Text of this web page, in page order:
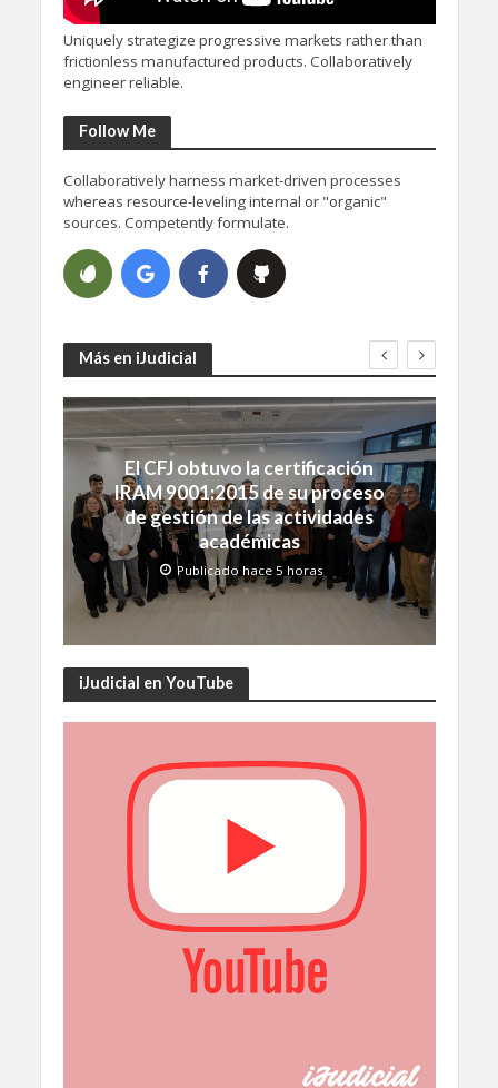
Uniquely strategize progressive markets rather than
frictionless manufactured products. Collaboratively
engineer reliable.
Follow Me
Collaboratively harness market-driven processes
whereas resource-leveling internal or "organic"
sources. Competently formulate.
Más en iJudicial
El CFJ obtuvo la certificación
IRAM 9001:2015 de su proceso
de gestión de las actividades
académicas
Publicado hace 5 horas
iJudicial en YouTube